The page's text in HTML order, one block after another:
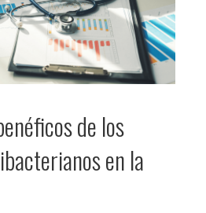
de los
en la